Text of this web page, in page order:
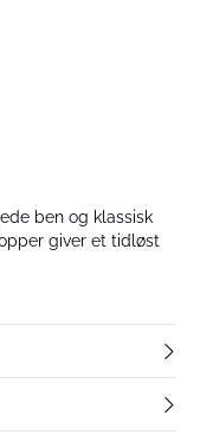
ben og klassisk
giver et tidløst